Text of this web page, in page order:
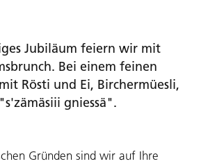
Jubiläum feiern wir mit
Bei einem feinen
Rösti und Ei, Birchermüesli,
gniessä".
Gründen sind wir auf Ihre